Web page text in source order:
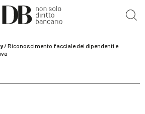
/ 17 settembre
Artificiale
/Riconoscimento facciale dei dipendenti e